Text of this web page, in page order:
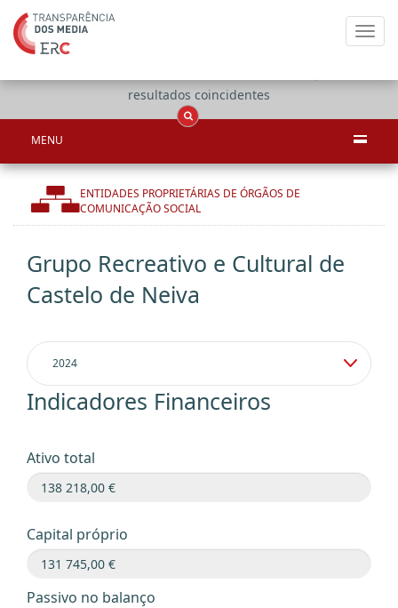
resultados coincidentes
MENU
ENTIDADES PROPRIETÁRIAS DE ÓRGÃOS DE
COMUNICAÇÃO SOCIAL
Grupo Recreativo e Cultural de
Castelo de Neiva
Indicadores Financeiros
Ativo total
Capital próprio
Passivo no balanço